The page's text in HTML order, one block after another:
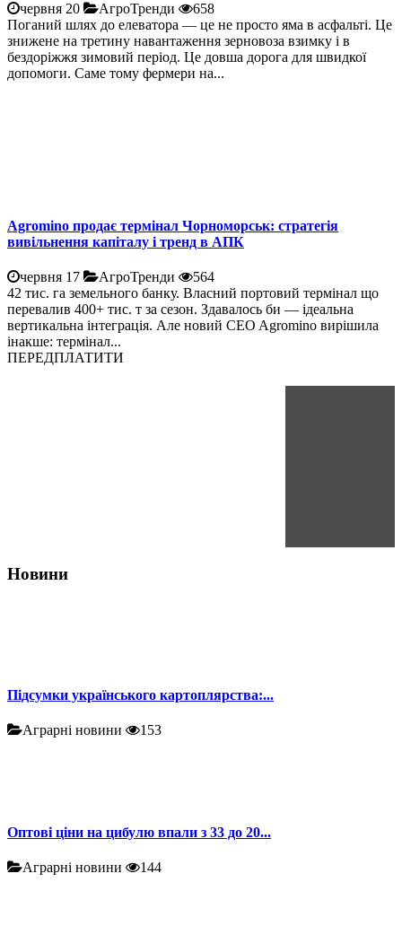
червня 20 АгроТренди
658
Поганий шлях до елеватора — це не просто яма в асфальті. Це
знижене на третину навантаження зерновоза взимку і в
бездоріжжя зимовий період. Це довша дорога для швидкої
допомоги. Саме тому фермери на...
Agromino продає термінал Чорноморськ: стратегія
вивільнення капіталу і тренд в АПК
червня 17 АгроТренди
564
42 тис. га земельного банку. Власний портовий термінал що
перевалив 400+ тис. т за сезон. Здавалось би — ідеальна
вертикальна інтеграція. Але новий CEO Agromino вирішила
інакше: термінал...
ПЕРЕДПЛАТИТИ
Новини
Підсумки українського картоплярства:...
Аграрні новини 153
Оптові ціни на цибулю впали з 33 до 20...
Аграрні новини 144